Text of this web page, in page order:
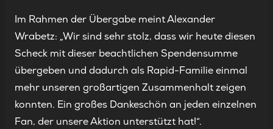
Im Rahmen der Übergabe meint Alexander
Wrabetz: „Wir sind sehr stolz, dass wir heute diesen
Scheck mit dieser beachtlichen Spendensumme
übergeben und dadurch als Rapid-Familie einmal
mehr unseren großartigen Zusammenhalt zeigen
konnten. Ein großes Dankeschön an jeden einzelnen
Fan, der unsere Aktion unterstützt hat!“.